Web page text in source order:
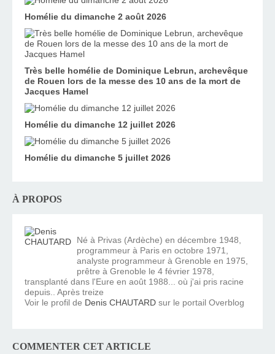
Homélie du dimanche 2 août 2026
Très belle homélie de Dominique Lebrun, archevêque
de Rouen lors de la messe des 10 ans de la mort de
Jacques Hamel
Homélie du dimanche 12 juillet 2026
Homélie du dimanche 5 juillet 2026
À PROPOS
Né à Privas (Ardèche) en décembre 1948,
programmeur à Paris en octobre 1971,
analyste programmeur à Grenoble en 1975,
prêtre à Grenoble le 4 février 1978,
transplanté dans l'Eure en août 1988... où j'ai pris racine
depuis.. Après treize
Voir le profil de Denis CHAUTARD sur le portail Overblog
COMMENTER CET ARTICLE